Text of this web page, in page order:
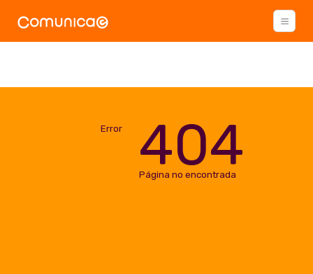
Error 404
Página no encontrada